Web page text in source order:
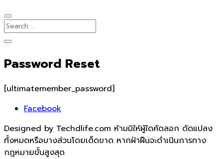
Password Reset
[ultimatemember_password]
Facebook
Designed by Techdlife.com ห้ามมิให้ผู้ใดคัดลอก ดัดแปลง
ทั้งหมดหรือบางส่วนโดยเด็ดขาด หากฝ่าฝืนจะดำเนินการทาง
กฎหมายขั้นสูงสุด